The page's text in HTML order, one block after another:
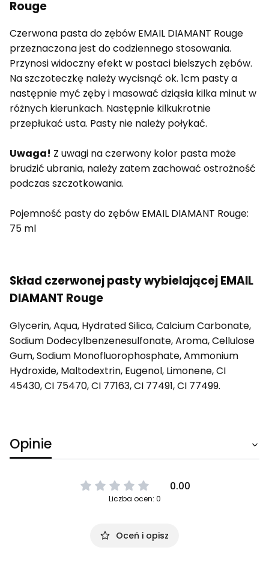
Rouge
Czerwona pasta do zębów EMAIL DIAMANT Rouge
przeznaczona jest do codziennego stosowania.
Przynosi widoczny efekt w postaci bielszych zębów.
Na szczoteczkę należy wycisnąć ok. 1cm pasty a
następnie myć zęby i masować dziąsła kilka minut w
różnych kierunkach. Następnie kilkukrotnie
przepłukać usta. Pasty nie należy połykać.
Uwaga! Z uwagi na czerwony kolor pasta może
brudzić ubrania, należy zatem zachować ostrożność
podczas szczotkowania.
Pojemność pasty do zębów EMAIL DIAMANT Rouge:
75 ml
Skład czerwonej pasty wybielającej EMAIL
DIAMANT Rouge
Glycerin, Aqua, Hydrated Silica, Calcium Carbonate,
Sodium Dodecylbenzenesulfonate, Aroma, Cellulose
Gum, Sodium Monofluorophosphate, Ammonium
Hydroxide, Maltodextrin, Eugenol, Limonene, CI
45430, CI 75470, CI 77163, CI 77491, CI 77499.
Opinie
0.00
Liczba ocen: 0
Oceń i opisz